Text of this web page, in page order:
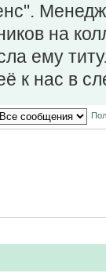
на
ему
к нас в